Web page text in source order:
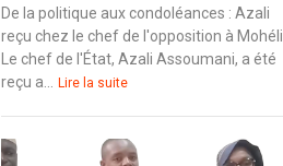
De la politique aux condoléances : Azali
reçu chez le chef de l'opposition à Mohéli
Le chef de l'État, Azali Assoumani, a été
reçu a...
Lire la suite